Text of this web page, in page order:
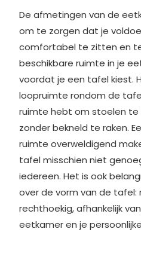
De afmetingen van de
om te zorgen dat je
comfortabel te zitten en
beschikbare ruimte in je
voordat je een tafel kiest.
loopruimte rondom de
ruimte hebt om stoelen
zonder bekneld te raken.
ruimte overweldigend
tafel misschien niet
iedereen. Het is ook
over de vorm van de tafel:
rechthoekig, afhankelijk
eetkamer en je